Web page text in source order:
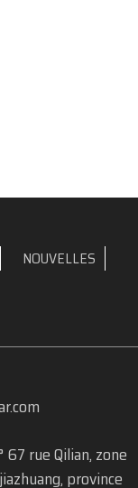
NOUVELLES
67 rue Qilian, zone
province